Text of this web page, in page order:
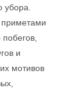
убора.
и
мотивов